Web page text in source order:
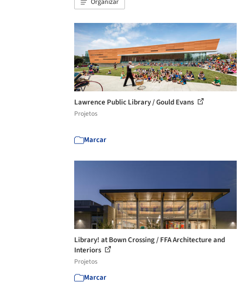
Organizar
Lawrence Public Library / Gould Evans
Projetos
Marcar
Library! at Bown Crossing / FFA Architecture and
Interiors
Projetos
Marcar